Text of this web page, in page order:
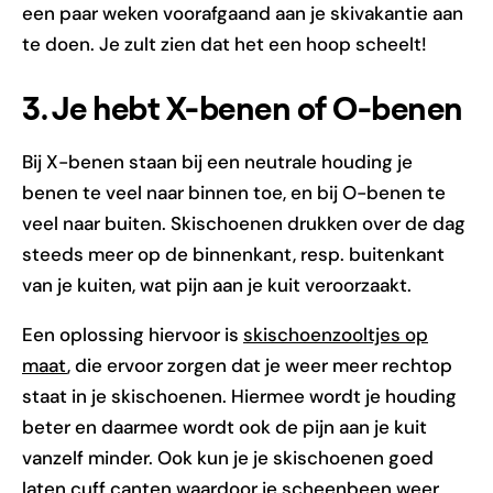
een paar weken voorafgaand aan je skivakantie aan
te doen. Je zult zien dat het een hoop scheelt!
3. Je hebt X-benen of O-benen
Bij X-benen staan bij een neutrale houding je
benen te veel naar binnen toe, en bij O-benen te
veel naar buiten. Skischoenen drukken over de dag
steeds meer op de binnenkant, resp. buitenkant
van je kuiten, wat pijn aan je kuit veroorzaakt.
Een oplossing hiervoor is skischoenzooltjes op
maat, die ervoor zorgen dat je weer meer rechtop
staat in je skischoenen. Hiermee wordt je houding
beter en daarmee wordt ook de pijn aan je kuit
vanzelf minder. Ook kun je je skischoenen goed
laten cuff canten waardoor je scheenbeen weer